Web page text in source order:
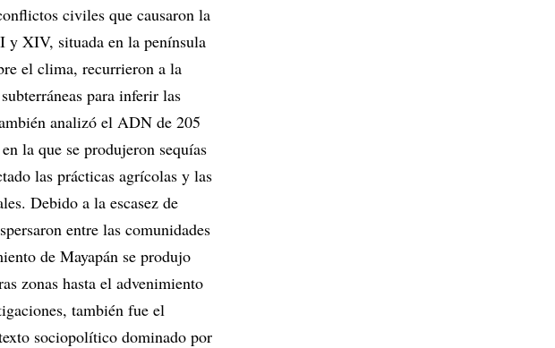
civiles que causaron la
y XIV, situada en la península
el clima, recurrieron a la
para inferir las
analizó el ADN de 205
la que se produjeron sequías
las prácticas agrícolas y las
Debido a la escasez de
entre las comunidades
de Mayapán se produjo
zonas hasta el advenimiento
también fue el
sociopolítico dominado por